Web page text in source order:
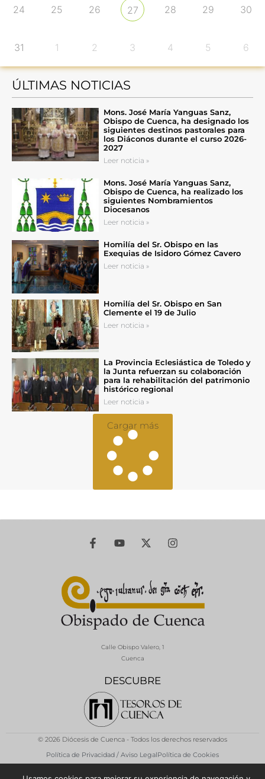
24 25 26 27 28 29 30
31 1 2 3 4 5 6
ÚLTIMAS NOTICIAS
Mons. José María Yanguas Sanz,
Obispo de Cuenca, ha designado los
siguientes destinos pastorales para
los Diáconos durante el curso 2026-
2027
Leer noticia »
Mons. José María Yanguas Sanz,
Obispo de Cuenca, ha realizado los
siguientes Nombramientos
Diocesanos
Leer noticia »
Homilía del Sr. Obispo en las
Exequias de Isidoro Gómez Cavero
Leer noticia »
Homilía del Sr. Obispo en San
Clemente el 19 de Julio
Leer noticia »
La Provincia Eclesiástica de Toledo y
la Junta refuerzan su colaboración
para la rehabilitación del patrimonio
histórico regional
Leer noticia »
Cargar más
DESCUBRE
Calle Obispo Valero, 1
Cuenca
© 2026 Diócesis de Cuenca - Todos los derechos reservados
Política de Privacidad / Aviso LegalPolítica de Cookies